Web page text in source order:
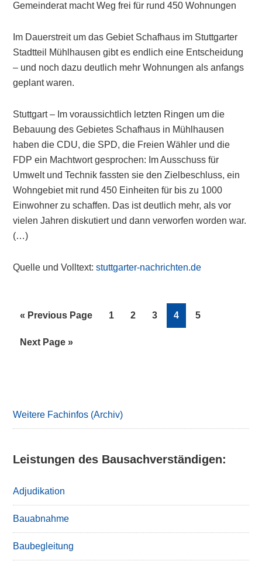
Gemeinderat macht Weg frei für rund 450 Wohnungen
Im Dauerstreit um das Gebiet Schafhaus im Stuttgarter
Stadtteil Mühlhausen gibt es endlich eine Entscheidung
– und noch dazu deutlich mehr Wohnungen als anfangs
geplant waren.
Stuttgart – Im voraussichtlich letzten Ringen um die
Bebauung des Gebietes Schafhaus in Mühlhausen
haben die CDU, die SPD, die Freien Wähler und die
FDP ein Machtwort gesprochen: Im Ausschuss für
Umwelt und Technik fassten sie den Zielbeschluss, ein
Wohngebiet mit rund 450 Einheiten für bis zu 1000
Einwohner zu schaffen. Das ist deutlich mehr, als vor
vielen Jahren diskutiert und dann verworfen worden war.
(…)
Quelle und Volltext:stuttgarter-nachrichten.de
« Go
Previous Page Page
1 Page
2 Page
3 Page
4 Page
5
Go
Next Page »
Weitere Fachinfos (Archiv)
Leistungen des Bausachverständigen:
Adjudikation
Bauabnahme
Baubegleitung